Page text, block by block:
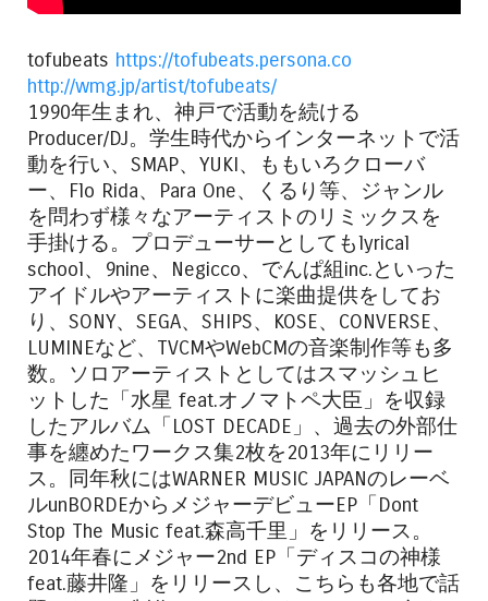
tofubeats https://tofubeats.persona.co
http://wmg.jp/artist/tofubeats/
1990年生まれ、神戸で活動を続ける
Producer/DJ。学生時代からインターネットで活
動を行い、SMAP、YUKI、ももいろクローバ
ー、Flo Rida、Para One、くるり等、ジャンル
を問わず様々なアーティストのリミックスを
手掛ける。プロデューサーとしてもlyrical
school、9nine、Negicco、でんぱ組inc.といった
アイドルやアーティストに楽曲提供をしてお
り、SONY、SEGA、SHIPS、KOSE、CONVERSE、
LUMINEなど、TVCMやWebCMの音楽制作等も多
数。ソロアーティストとしてはスマッシュヒ
ットした「水星 feat.オノマトペ大臣」を収録
したアルバム「LOST DECADE」、過去の外部仕
事を纏めたワークス集2枚を2013年にリリー
ス。同年秋にはWARNER MUSIC JAPANのレーベ
ルunBORDEからメジャーデビューEP「Dont
Stop The Music feat.森高千里」をリリース。
2014年春にメジャー2nd EP「ディスコの神様
feat.藤井隆」をリリースし、こちらも各地で話